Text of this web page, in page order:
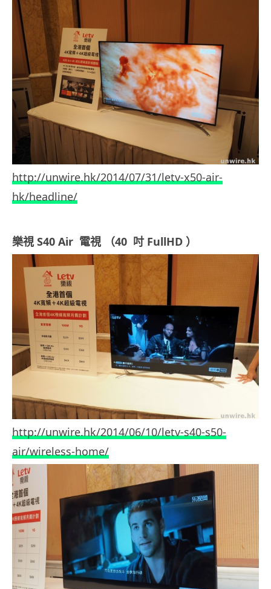
http://unwire.hk/2014/07/31/letv-x50-air-
hk/headline/
樂視 S40 Air 電視 （40 吋 FullHD ）
http://unwire.hk/2014/06/10/letv-s40-s50-
air/wireless-home/